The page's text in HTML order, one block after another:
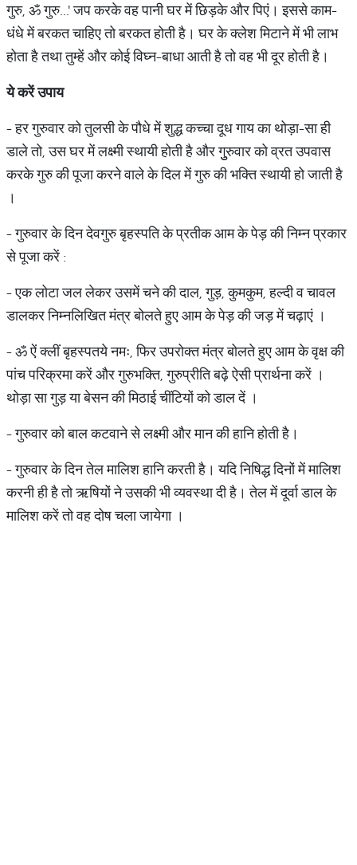
गुरु, ॐ गुरु...' जप करके वह पानी घर में छिड़के और पिएं। इससे काम-
धंधे में बरकत चाहिए तो बरकत होती है। घर के क्लेश मिटाने में भी लाभ
होता है तथा तुम्हें और कोई विघ्न-बाधा आती है तो वह भी दूर होती है।
येकरेंउपाय
- हर गुरुवार को तुलसी के पौधे में शुद्ध कच्चा दूध गाय का थोड़ा-सा ही
डाले तो, उस घर में लक्ष्मी स्थायी होती है और गुुरुवार को व्रत उपवास
करके गुरु की पूजा करने वाले के दिल में गुरु की भक्ति स्थायी हो जाती है
।
- गुरुवार के दिन देवगुरु बृहस्पति के प्रतीक आम के पेड़ की निम्न प्रकार
से पूजा करें :
- एक लोटा जल लेकर उसमें चने की दाल, गुड़, कुमकुम, हल्दी व चावल
डालकर निम्नलिखित मंत्र बोलते हुए आम के पेड़ की जड़ में चढ़ाएं ।
- ॐ ऐं क्लीं बृहस्पतये नमः, फिर उपरोक्त मंत्र बोलते हुए आम के वृक्ष की
पांच परिक्रमा करें और गुरुभक्ति, गुरुप्रीति बढ़े ऐसी प्रार्थना करें ।
थोड़ा सा गुड़ या बेसन की मिठाई चींटियों को डाल दें ।
- गुरुवार को बाल कटवाने से लक्ष्मी और मान की हानि होती है।
- गुरुवार के दिन तेल मालिश हानि करती है। यदि निषिद्ध दिनों में मालिश
करनी ही है तो ऋषियों ने उसकी भी व्यवस्था दी है। तेल में दूर्वा डाल के
मालिश करें तो वह दोष चला जायेगा ।